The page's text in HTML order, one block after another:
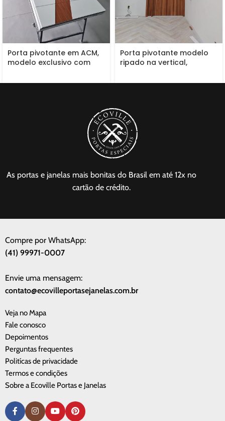
Porta pivotante em ACM,
modelo exclusivo com
Porta pivotante modelo
ripado na vertical,
tamanho da porta,
As portas e janelas mais bonitas do Brasil em até 12x no
cartão de crédito.
Compre por WhatsApp:
(41) 99971-0007
Envie uma mensagem:
contato@ecovilleportasejanelas.com.br
Veja no Mapa
Fale conosco
Depoimentos
Perguntas frequentes
Politícas de privacidade
Termos e condições
Sobre a Ecoville Portas e Janelas